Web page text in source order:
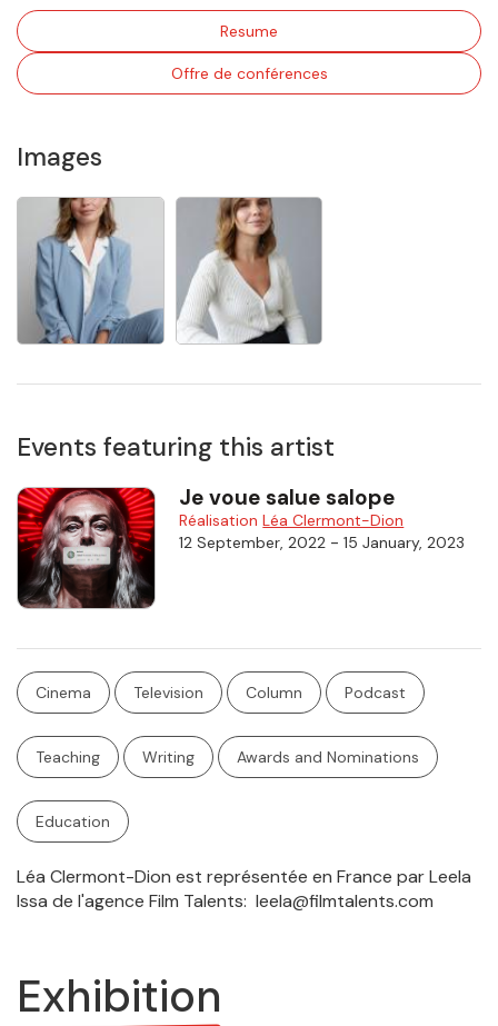
Resume
Offre de conférences
Images
Events featuring this artist
Je voue salue salope
RéalisationLéa Clermont-Dion
12 September, 2022 -15 January, 2023
Cinema Television Column Podcast
Teaching Writing Awards and Nominations
Education
Léa Clermont-Dion est représentée en France par Leela
Issa de l'agence Film Talents: leela@filmtalents.com
Exhibition